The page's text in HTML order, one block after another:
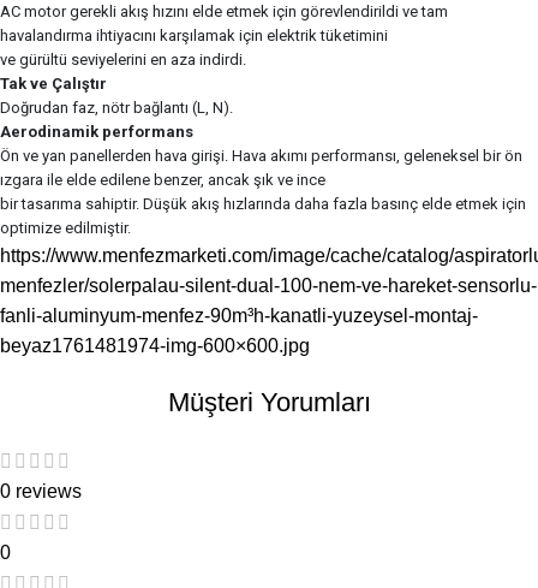
AC motor gerekli akış hızını elde etmek için görevlendirildi ve tam
havalandırma ihtiyacını karşılamak için elektrik tüketimini
ve gürültü seviyelerini en aza indirdi.
Tak ve Çalıştır
Doğrudan faz, nötr bağlantı (L, N).
Aerodinamik performans
Ön ve yan panellerden hava girişi. Hava akımı performansı, geleneksel bir ön
ızgara ile elde edilene benzer, ancak şık ve ince
bir tasarıma sahiptir. Düşük akış hızlarında daha fazla basınç elde etmek için
optimize edilmiştir.
https://www.menfezmarketi.com/image/cache/catalog/
menfezler/solerpalau-silent-dual-100-nem-ve-hareket-sensorlu-
fanli-aluminyum-menfez-90m³h-kanatli-yuzeysel-montaj-
beyaz1761481974-img-600×600.jpg
Müşteri Yorumları
0 reviews
0